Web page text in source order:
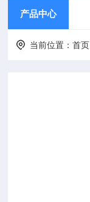
产品中心
当前位置：首页